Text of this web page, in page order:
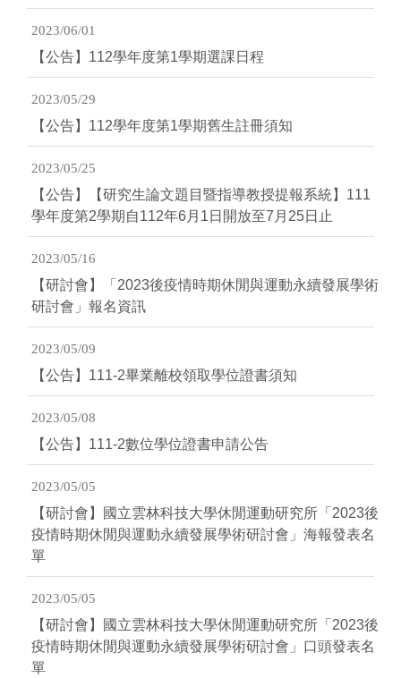
2023/06/01
【公告】112學年度第1學期選課日程
2023/05/29
【公告】112學年度第1學期舊生註冊須知
2023/05/25
【公告】【研究生論文題目暨指導教授提報系統】111
學年度第2學期自112年6月1日開放至7月25日止
2023/05/16
【研討會】「2023後疫情時期休閒與運動永續發展學術
研討會」報名資訊
2023/05/09
【公告】111-2畢業離校領取學位證書須知
2023/05/08
【公告】111-2數位學位證書申請公告
2023/05/05
【研討會】國立雲林科技大學休閒運動研究所「2023後
疫情時期休閒與運動永續發展學術研討會」海報發表名
單
2023/05/05
【研討會】國立雲林科技大學休閒運動研究所「2023後
疫情時期休閒與運動永續發展學術研討會」口頭發表名
單